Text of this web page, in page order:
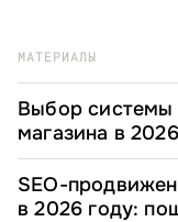
МАТЕРИАЛЫ
Выбор системы
магазина в
для e-
SEO-
в 2026 году: